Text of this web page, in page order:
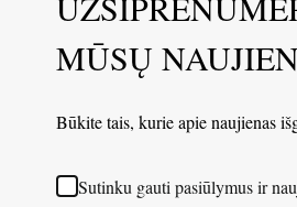
MŪSŲ
Būkite tais, kurie apie naujienas
Sutinku gauti pasiūlymus ir